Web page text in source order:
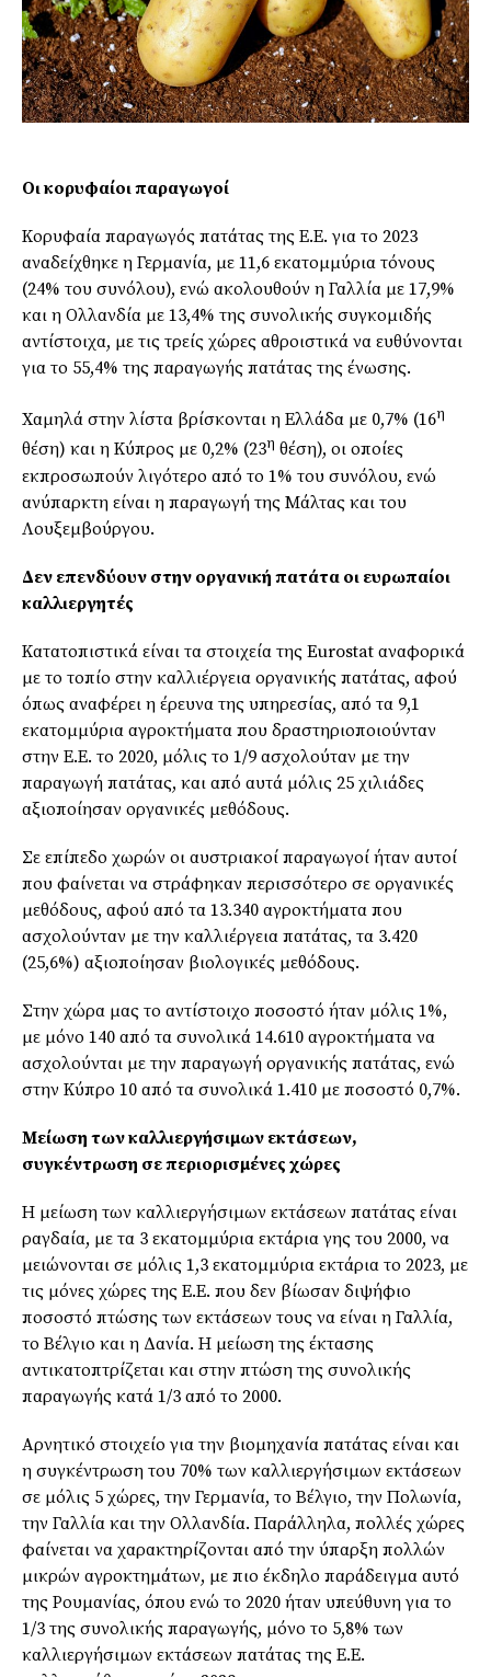
Οι κορυφαίοι παραγωγοί
Κορυφαία παραγωγός πατάτας της Ε.Ε. για το 2023
αναδείχθηκε η Γερμανία, με 11,6 εκατομμύρια τόνους
(24% του συνόλου), ενώ ακολουθούν η Γαλλία με 17,9%
και η Ολλανδία με 13,4% της συνολικής συγκομιδής
αντίστοιχα, με τις τρείς χώρες αθροιστικά να ευθύνονται
για το 55,4% της παραγωγής πατάτας της ένωσης.
Χαμηλά στην λίστα βρίσκονται η Ελλάδα με 0,7% (16η
θέση) και η Κύπρος με 0,2% (23η θέση), οι οποίες
εκπροσωπούν λιγότερο από το 1% του συνόλου, ενώ
ανύπαρκτη είναι η παραγωγή της Μάλτας και του
Λουξεμβούργου.
Δεν επενδύουν στην οργανική πατάτα οι ευρωπαίοι
καλλιεργητές
Κατατοπιστικά είναι τα στοιχεία της Eurostat αναφορικά
με το τοπίο στην καλλιέργεια οργανικής πατάτας, αφού
όπως αναφέρει η έρευνα της υπηρεσίας, από τα 9,1
εκατομμύρια αγροκτήματα που δραστηριοποιούνταν
στην Ε.Ε. το 2020, μόλις το 1/9 ασχολούταν με την
παραγωγή πατάτας, και από αυτά μόλις 25 χιλιάδες
αξιοποίησαν οργανικές μεθόδους.
Σε επίπεδο χωρών οι αυστριακοί παραγωγοί ήταν αυτοί
που φαίνεται να στράφηκαν περισσότερο σε οργανικές
μεθόδους, αφού από τα 13.340 αγροκτήματα που
ασχολούνταν με την καλλιέργεια πατάτας, τα 3.420
(25,6%) αξιοποίησαν βιολογικές μεθόδους.
Στην χώρα μας το αντίστοιχο ποσοστό ήταν μόλις 1%,
με μόνο 140 από τα συνολικά 14.610 αγροκτήματα να
ασχολούνται με την παραγωγή οργανικής πατάτας, ενώ
στην Κύπρο 10 από τα συνολικά 1.410 με ποσοστό 0,7%.
Μείωση των καλλιεργήσιμων εκτάσεων,
συγκέντρωση σε περιορισμένες χώρες
Η μείωση των καλλιεργήσιμων εκτάσεων πατάτας είναι
ραγδαία, με τα 3 εκατομμύρια εκτάρια γης του 2000, να
μειώνονται σε μόλις 1,3 εκατομμύρια εκτάρια το 2023, με
τις μόνες χώρες της Ε.Ε. που δεν βίωσαν διψήφιο
ποσοστό πτώσης των εκτάσεων τους να είναι η Γαλλία,
το Βέλγιο και η Δανία. Η μείωση της έκτασης
αντικατοπτρίζεται και στην πτώση της συνολικής
παραγωγής κατά 1/3 από το 2000.
Αρνητικό στοιχείο για την βιομηχανία πατάτας είναι και
η συγκέντρωση του 70% των καλλιεργήσιμων εκτάσεων
σε μόλις 5 χώρες, την Γερμανία, το Βέλγιο, την Πολωνία,
την Γαλλία και την Ολλανδία. Παράλληλα, πολλές χώρες
φαίνεται να χαρακτηρίζονται από την ύπαρξη πολλών
μικρών αγροκτημάτων, με πιο έκδηλο παράδειγμα αυτό
της Ρουμανίας, όπου ενώ το 2020 ήταν υπεύθυνη για το
1/3 της συνολικής παραγωγής, μόνο το 5,8% των
καλλιεργήσιμων εκτάσεων πατάτας της Ε.Ε.